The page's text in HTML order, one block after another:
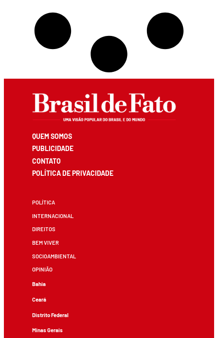
QUEM SOMOS
PUBLICIDADE
CONTATO
POLÍTICA DE PRIVACIDADE
POLÍTICA
INTERNACIONAL
DIREITOS
BEM VIVER
SOCIOAMBIENTAL
OPINIÃO
Bahia
Ceará
Distrito Federal
Minas Gerais